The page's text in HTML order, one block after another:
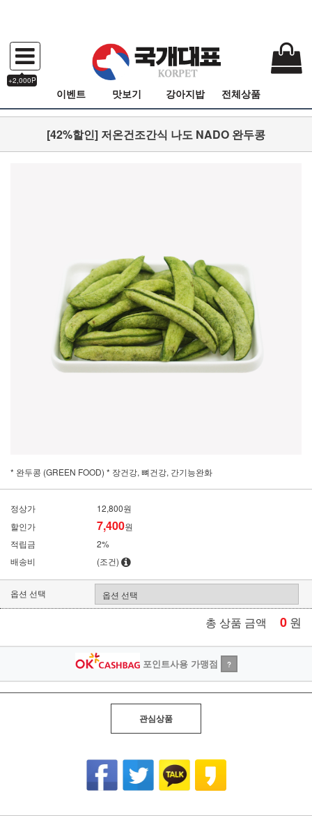
+2,000P
이벤트 맛보기 강아지밥 전체상품
[42%할인] 저온건조간식 나도 NADO 완두콩
* 완두콩 (GREEN FOOD) * 장건강, 뼈건강, 간기능완화
정상가
12,800원
할인가
7,400원
적립금
2%
배송비
(조건)
옵션 선택
총 상품 금액 0 원
포인트사용 가맹점 ?
관심상품